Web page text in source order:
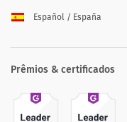
Español / España
Prêmios & certificados